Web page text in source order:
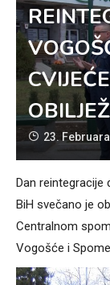
23.
Dan reintegracije
BiH svečano je
Centralnom
Vogošće i